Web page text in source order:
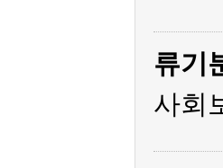
류기
사회